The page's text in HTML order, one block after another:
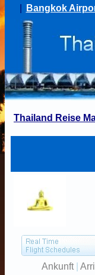
Bangkok
Thailand Reise
Ankunft|